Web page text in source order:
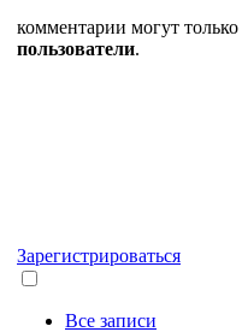
комментарии могут только
пользователи.
Зарегистрироваться
Все записи